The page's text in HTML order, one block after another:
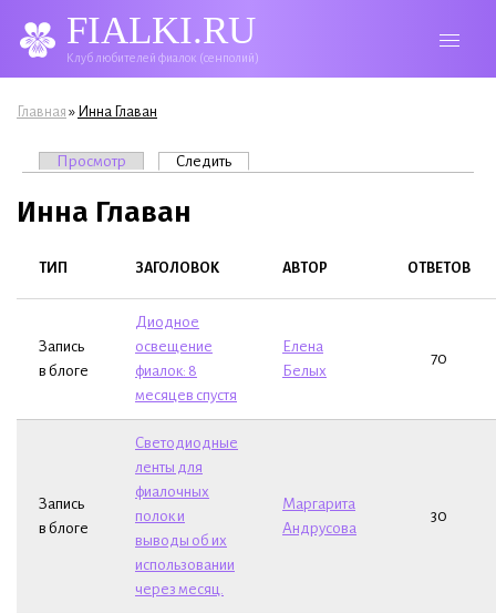
FIALKI.RU
Клуб любителей фиалок (сенполий)
Вы здесь
Главная » Инна Главан
Главные вкладки
Просмотр Следить(активная вкладка)
Инна Главан
ТИП ЗАГОЛОВОК АВТОР ОТВЕТОВ
Запись
в блоге
Диодное
освещение
фиалок: 8
месяцев спустя
Елена
Белых
70
Запись
в блоге
Светодиодные
ленты для
фиалочных
полок и
выводы об их
использовании
через месяц.
Маргарита
Андрусова
30